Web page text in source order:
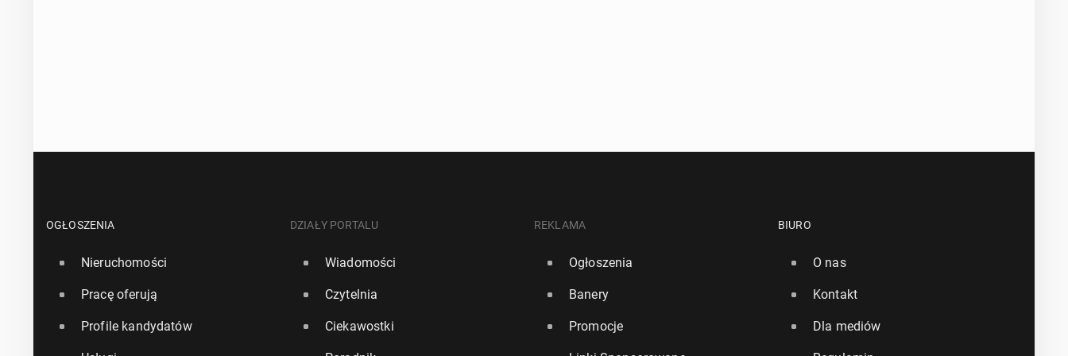
OGŁOSZENIA
Nieruchomości
Pracę oferują
Profile kandydatów
DZIAŁY PORTALU
Wiadomości
Czytelnia
Ciekawostki
REKLAMA
Ogłoszenia
Banery
Promocje
BIURO
O nas
Kontakt
Dla mediów